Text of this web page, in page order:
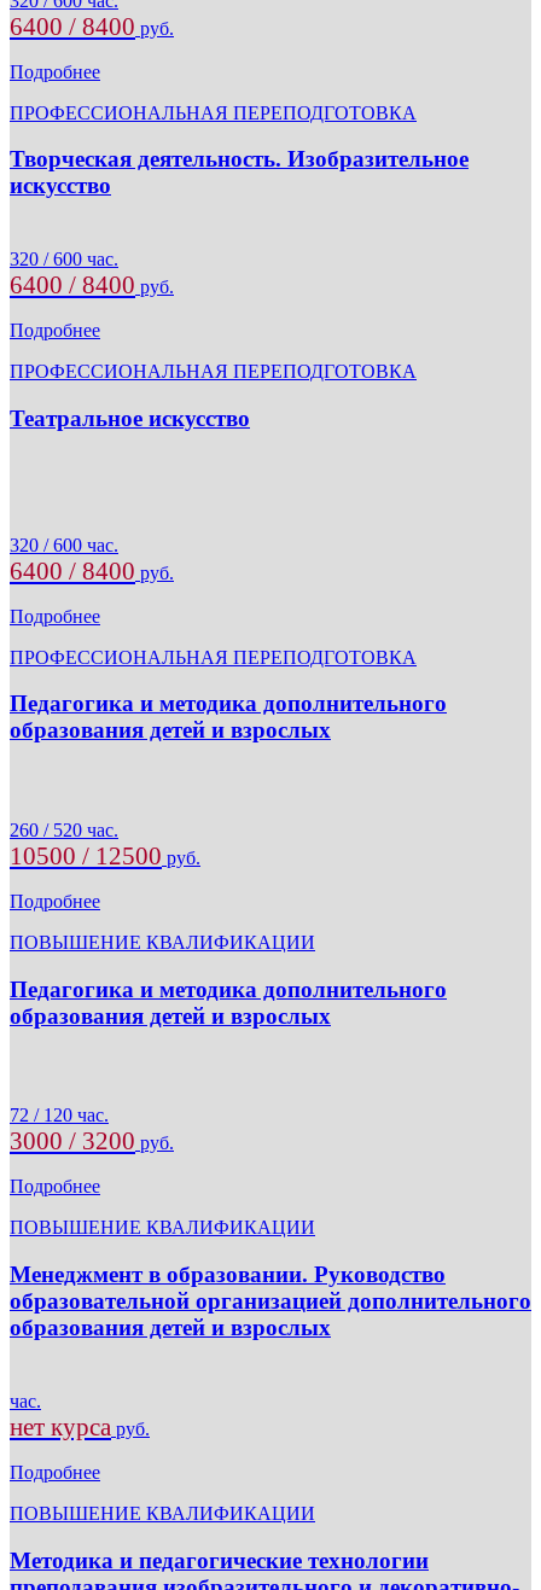
6400 / 8400 руб.
Подробнее
ПРОФЕССИОНАЛЬНАЯ ПЕРЕПОДГОТОВКА
Творческая деятельность. Изобразительное
искусство
320 / 600 час.
6400 / 8400 руб.
Подробнее
ПРОФЕССИОНАЛЬНАЯ ПЕРЕПОДГОТОВКА
Театральное искусство
320 / 600 час.
6400 / 8400 руб.
Подробнее
ПРОФЕССИОНАЛЬНАЯ ПЕРЕПОДГОТОВКА
Педагогика и методика дополнительного
образования детей и взрослых
260 / 520 час.
10500 / 12500 руб.
Подробнее
ПОВЫШЕНИЕ КВАЛИФИКАЦИИ
Педагогика и методика дополнительного
образования детей и взрослых
72 / 120 час.
3000 / 3200 руб.
Подробнее
ПОВЫШЕНИЕ КВАЛИФИКАЦИИ
Менеджмент в образовании. Руководство
образовательной организацией дополнительного
образования детей и взрослых
час.
нет курса руб.
Подробнее
ПОВЫШЕНИЕ КВАЛИФИКАЦИИ
Методика и педагогические технологии